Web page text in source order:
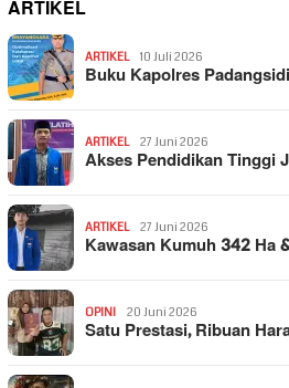
ARTIKEL
ARTIKEL 10 Juli 2026
Buku Kapolres
ARTIKEL 27 Juni 2026
Akses Pendidikan Tinggi
ARTIKEL 27 Juni 2026
Kawasan Kumuh 342 Ha
OPINI 20 Juni 2026
Satu Prestasi, Ribuan